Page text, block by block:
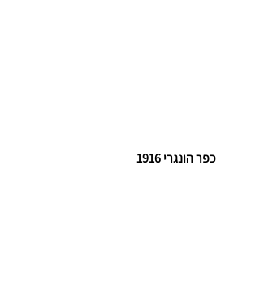
  כפר הונגרי 1916